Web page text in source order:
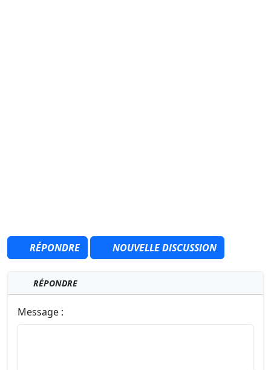
RÉPONDRE NOUVELLE DISCUSSION
RÉPONDRE
Message :